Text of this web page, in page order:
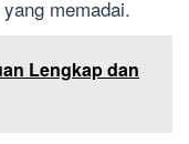
memadai.
Lengkap dan